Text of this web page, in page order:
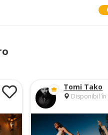
Tomi Tako
Disponibil în